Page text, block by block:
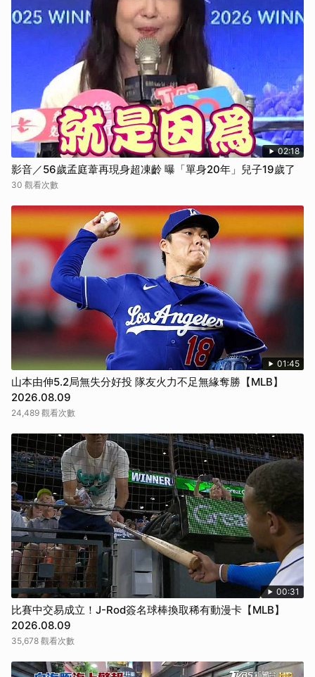
02:18
影音／56歲孟庭葦再現身超凍齡 曝「單身20年」兒子19歲了
30 觀看次數
01:45
山本由伸5.2局無失分好投 隊友火力不足無緣奪勝【MLB】
2026.08.09
24,489 觀看次數
00:31
比賽中交易成立！J-Rod簽名球棒換取稀有動漫卡【MLB】
2026.08.09
35,678 觀看次數